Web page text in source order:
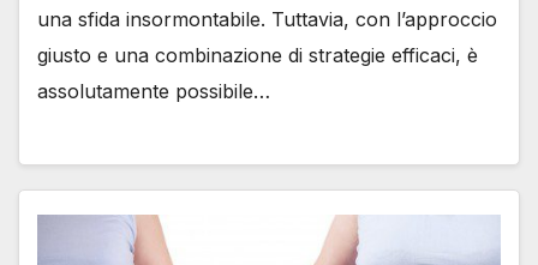
una sfida insormontabile. Tuttavia, con l’approccio
giusto e una combinazione di strategie efficaci, è
assolutamente possibile…